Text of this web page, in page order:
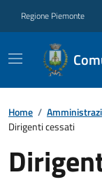
Regione Piemonte
Home /
Dirigenti cessati